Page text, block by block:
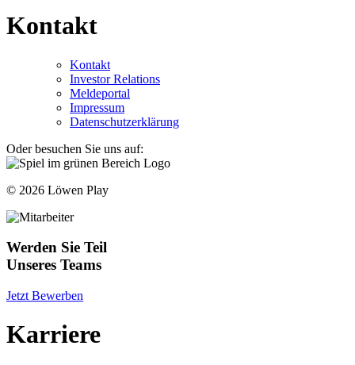
Kontakt
Kontakt
Investor Relations
Meldeportal
Impressum
Datenschutzerklärung
Oder besuchen Sie uns auf:
© 2026 Löwen Play
Werden Sie Teil
Unseres Teams
Jetzt Bewerben
Karriere